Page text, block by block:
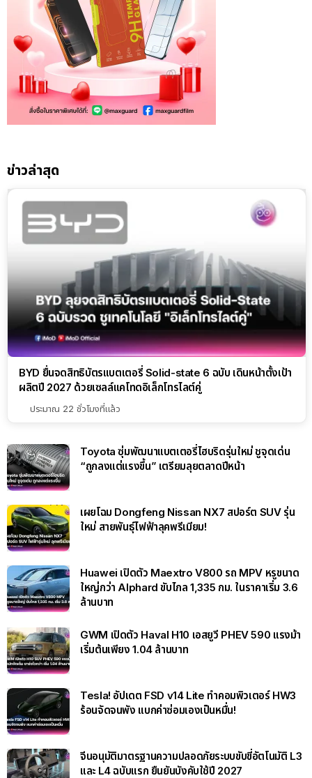
ข่าวล่าสุด
BYD ยื่นจดสิทธิบัตรแบตเตอรี่ Solid-state 6 ฉบับ เดินหน้าตั้งเป้า
ผลิตปี 2027 ด้วยเซลล์แคโทดอิเล็กโทรไลต์คู่
ประมาณ 22 ชั่วโมงที่แล้ว
Toyota ซุ่มพัฒนาแบตเตอรี่ไฮบริดรุ่นใหม่ ชูจุดเด่น
“ถูกลงแต่แรงขึ้น” เตรียมลุยตลาดปีหน้า
เผยโฉม Dongfeng Nissan NX7 สปอร์ต SUV รุ่น
ใหม่ สายพันธุ์ไฟฟ้าลุคพรีเมียม!
Huawei เปิดตัว Maextro V800 รถ MPV หรูขนาด
ใหญ่กว่า Alphard ขับไกล 1,335 กม. ในราคาเริ่ม 3.6
ล้านบาท
GWM เปิดตัว Haval H10 เอสยูวี PHEV 590 แรงม้า
เริ่มต้นเพียง 1.04 ล้านบาท
Tesla! อัปเดต FSD v14 Lite ทำคอมพิวเตอร์ HW3
ร้อนจัดจนพัง แบกค่าซ่อมเองเป็นหมื่น!
จีนอนุมัติมาตรฐานความปลอดภัยระบบขับขี่อัตโนมัติ L3
และ L4 ฉบับแรก ยืนยันบังคับใช้ปี 2027